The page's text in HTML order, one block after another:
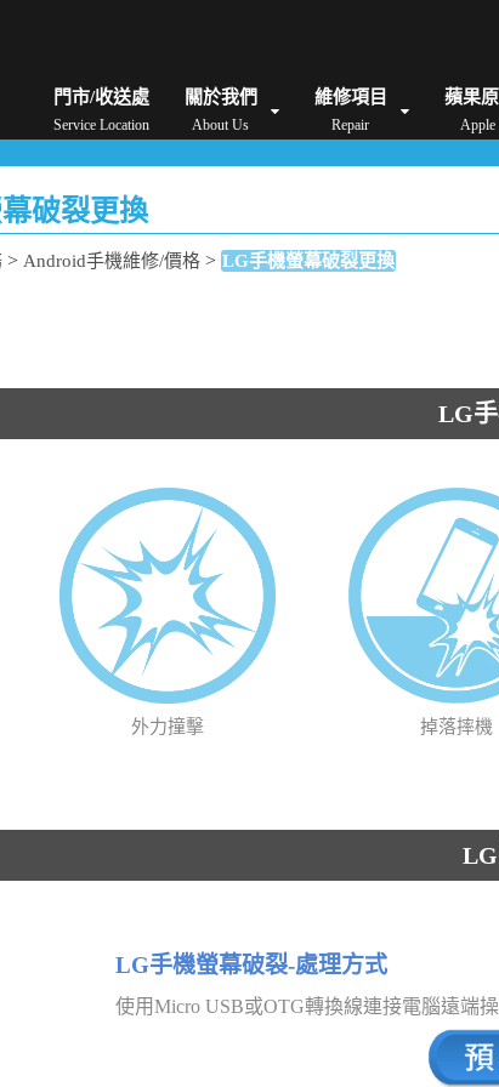
門市/收送處
Service Location
關於我們
About Us
維修項目
Repair
蘋果
Apple
Android手機維修/價格 MacBook維修/價格 iPad維修/價格
破裂更換
> Android手機維修/價格 > LG手機螢幕破裂更換
LG
外力撞擊 掉落摔機
LG手機螢幕破裂-處理方式
使用Micro USB或OTG轉換線連接電腦遠端